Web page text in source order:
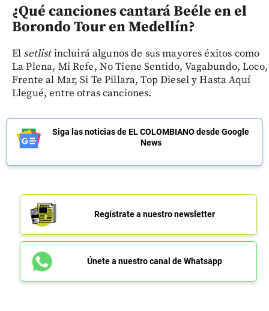
¿Qué canciones cantará Beéle en el
Borondo Tour en Medellín?
El setlistincluirá algunos de sus mayores éxitos como
La Plena, Mi Refe, No Tiene Sentido, Vagabundo, Loco,
Frente al Mar, Si Te Pillara, Top Diesel y Hasta Aquí
Llegué, entre otras canciones.
Siga las noticias de EL COLOMBIANO desde Google
News
Regístrate a nuestro newsletter
Únete a nuestro canal de Whatsapp